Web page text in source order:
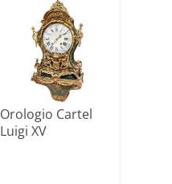
Orologio Cartel
Luigi XV